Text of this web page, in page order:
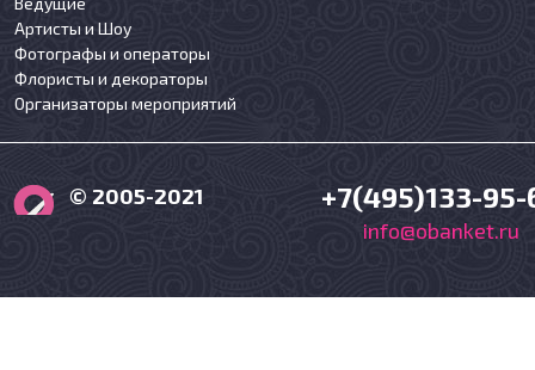
Артисты и Шоу
Фотографы и операторы
Флористы и декораторы
Организаторы мероприятий
© 2005-2021 +7(495)133-95-
info@obanket.ru